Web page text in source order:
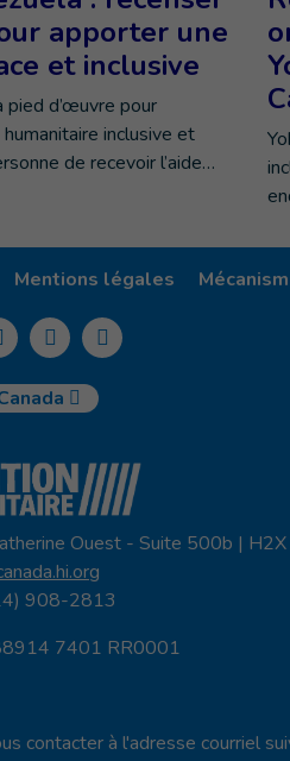
apporter une
et inclusive
pied d’œuvre pour
inclusive et
de recevoir l’aide…
Mentions légales
Ouest - Suite 500b |
908-2813
7401 RR0001
contacter à l'adresse courriel